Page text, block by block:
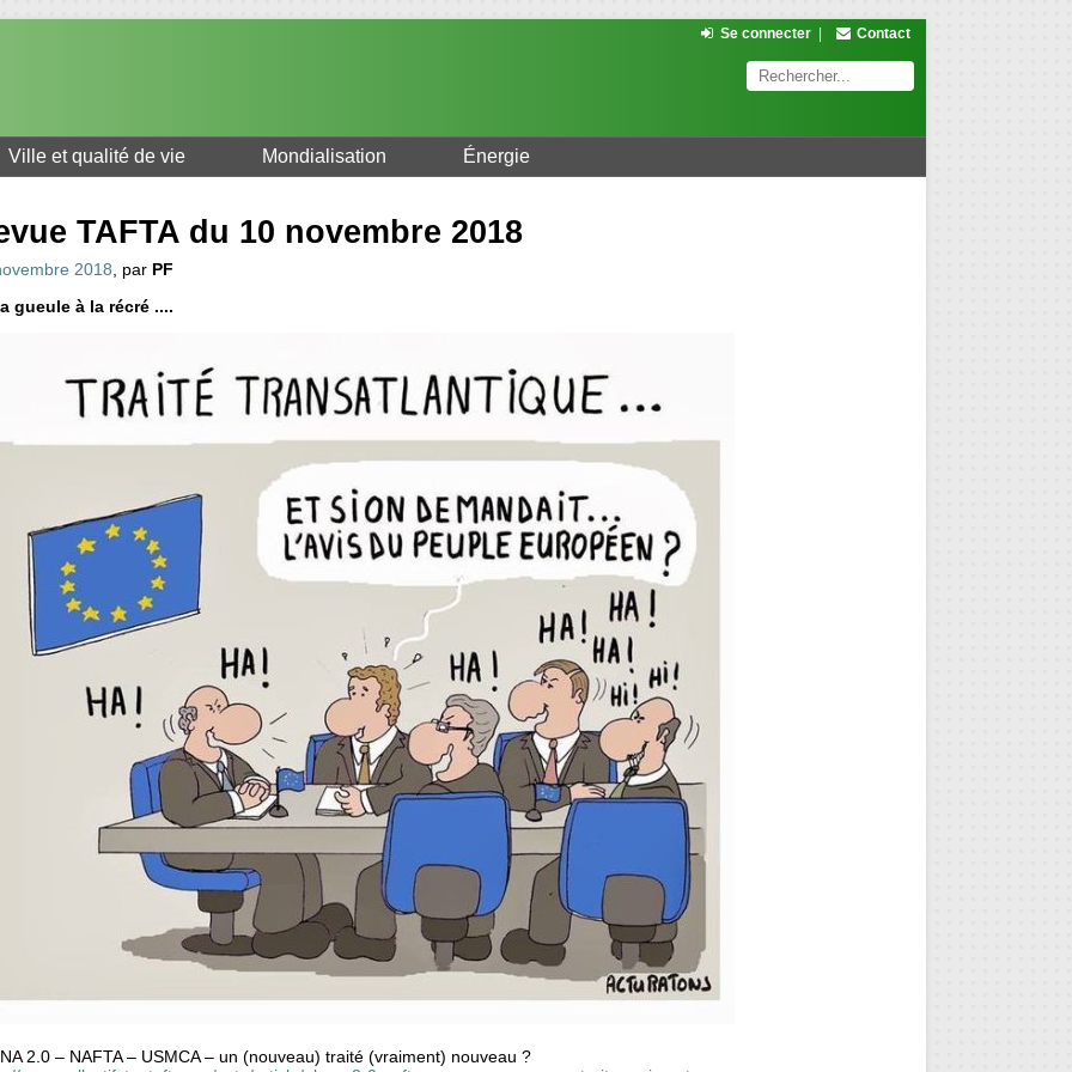
Se connecter Contact
Ville et qualité de vie Mondialisation Énergie
TAFTA du 10 novembre 2018
2018, par PF
gueule à la récré ....
2.0 – NAFTA – USMCA – un (nouveau) traité (vraiment) nouveau ?